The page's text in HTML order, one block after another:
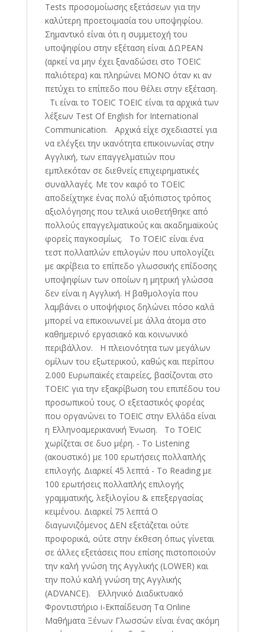
Tests προσομοίωσης εξετάσεων για την
καλύτερη προετοιμασία του υποψηφίου.
Σημαντικό είναι ότι η συμμετοχή του
υποψηφίου στην εξέταση είναι ΔΩΡΕΑΝ
(αρκεί να μην έχει ξαναδώσει στο TOEIC
παλιότερα) και πληρώνει ΜΟΝΟ όταν κι αν
πετύχει το επίπεδο που θέλει στην εξέταση.
Τι είναι το TOEIC TOEIC είναι τα αρχικά των
λέξεων Test Of English for International
Communication. Αρχικά είχε σχεδιαστεί για
να ελέγξει την ικανότητα επικοινωνίας στην
Αγγλική, των επαγγελματιών που
εμπλεκόταν σε διεθνείς επιχειρηματικές
συναλλαγές. Με τον καιρό το TOEIC
αποδείχτηκε ένας πολύ αξιόπιστος τρόπος
αξιολόγησης που τελικά υιοθετήθηκε από
πολλούς επαγγελματικούς και ακαδημαϊκούς
φορείς παγκοσμίως. Το TOEIC είναι ένα
τεστ πολλαπλών επιλογών που υπολογίζει
με ακρίβεια το επίπεδο γλωσσικής επίδοσης
υποψηφίων των οποίων η μητρική γλώσσα
δεν είναι η Αγγλική. Η βαθμολογία που
λαμβάνει ο υποψήφιος δηλώνει πόσο καλά
μπορεί να επικοινωνεί με άλλα άτομα στο
καθημερινό εργασιακό και κοινωνικό
περιβάλλον. Η πλειονότητα των μεγάλων
ομίλων του εξωτερικού, καθώς και περίπου
2.000 Ευρωπαϊκές εταιρείες, βασίζονται στο
TOEIC για την εξακρίβωση του επιπέδου του
προσωπικού τους. Ο εξεταστικός φορέας
που οργανώνει το TOEIC στην Ελλάδα είναι
η Ελληνοαμερικανική Ένωση. Το TOEIC
χωρίζεται σε δυο μέρη. - Το Listening
(ακουστικό) με 100 ερωτήσεις πολλαπλής
επιλογής. Διαρκεί 45 λεπτά - Το Reading με
100 ερωτήσεις πολλαπλής επιλογής
γραμματικής, λεξιλογίου & επεξεργασίας
κειμένου. Διαρκεί 75 λεπτά Ο
διαγωνιζόμενος ΔΕΝ εξετάζεται ούτε
προφορικά, ούτε στην έκθεση όπως γίνεται
σε άλλες εξετάσεις που επίσης πιστοποιούν
την καλή γνώση της Αγγλικής (LOWER) και
την πολύ καλή γνώση της Αγγλικής
(ADVANCE). Ελληνικό Διαδικτυακό
Φροντιστήριο i-Εκπαίδευση Τα Online
Μαθήματα Ξένων Γλωσσών είναι ένας ακόμη